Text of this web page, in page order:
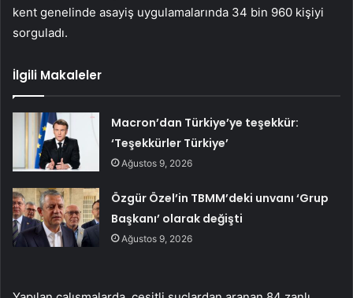
kent genelinde asayiş uygulamalarında 34 bin 960 kişiyi
sorguladı.
İlgili Makaleler
Macron’dan Türkiye’ye teşekkür:
‘Teşekkürler Türkiye’
Ağustos 9, 2026
Özgür Özel’in TBMM’deki unvanı ‘Grup
Başkanı’ olarak değişti
Ağustos 9, 2026